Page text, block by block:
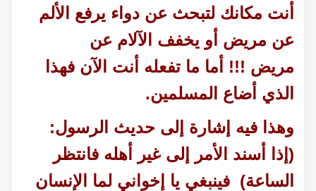
أنت مكانك لتبحث عن دواء يرفع الألم
عن مريض أو يخفف الآلام عن
مريض !!! أما ما تفعله أنت الآن فهذا
الذي أضاع المسلمين.
وهذا فيه إشارة إلى حديث الرسول:
(إذا أسند الأمر إلى غير أهله فانتظر
الساعة) فينبغي يا إخواني لما الإنسان